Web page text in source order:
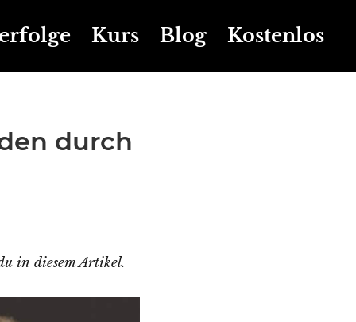
Kurs Blog Kostenlos
durch
in diesem Artikel.